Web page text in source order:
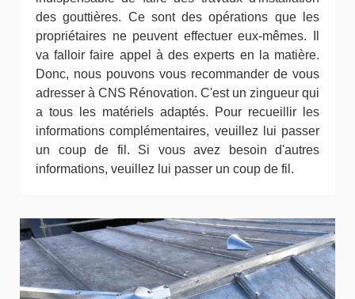
des gouttières. Ce sont des opérations que les
propriétaires ne peuvent effectuer eux-mêmes. Il
va falloir faire appel à des experts en la matière.
Donc, nous pouvons vous recommander de vous
adresser à CNS Rénovation. C'est un zingueur qui
a tous les matériels adaptés. Pour recueillir les
informations complémentaires, veuillez lui passer
un coup de fil. Si vous avez besoin d'autres
informations, veuillez lui passer un coup de fil.